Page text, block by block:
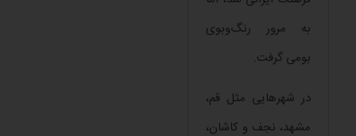
به مرور رنگ‌وبوی
بومی گرفت.
در شهرهایی مثل قم،
مشهد، نجف و کاشان،